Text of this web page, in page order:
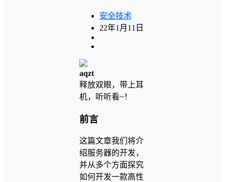
安全技术
22年1月11日
aqzt
释放双眼，带上耳
机，听听看~！
前言
这篇文章我们将介
绍服务器的开发，
并从多个方面探究
如何开发一款高性